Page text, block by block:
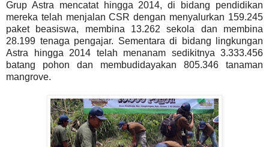
Grup Astra mencatat hingga 2014, di bidang pendidikan
mereka telah menjalan CSR dengan menyalurkan 159.245
paket beasiswa, membina 13.262 sekola dan membina
28.199 tenaga pengajar. Sementara di bidang lingkungan
Astra hingga 2014 telah menanam sedikitnya 3.333.456
batang pohon dan membudidayakan 805.346 tanaman
mangrove.